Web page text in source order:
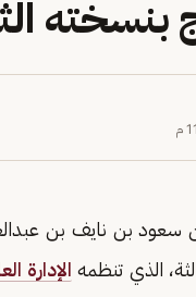
بنسخته
م
سعود بن نايف بن
الذي تنظمه الإدارة